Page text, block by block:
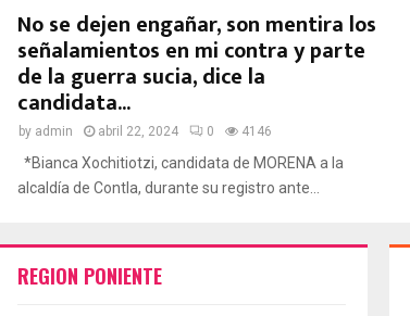
No se dejen engañar, son mentira los
señalamientos en mi contra y parte
de la guerra sucia, dice la
candidata...
by admin abril 22, 2024 0 4146
*Bianca Xochitiotzi, candidata de MORENA a la
alcaldía de Contla, durante su registro ante...
REGION PONIENTE